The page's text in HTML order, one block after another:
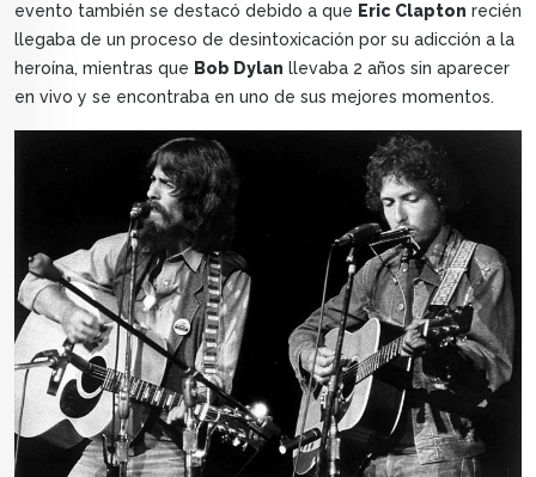
evento también se destacó debido a que Eric Clapton recién
llegaba de un proceso de desintoxicación por su adicción a la
heroína, mientras que Bob Dylan llevaba 2 años sin aparecer
en vivo y se encontraba en uno de sus mejores momentos.